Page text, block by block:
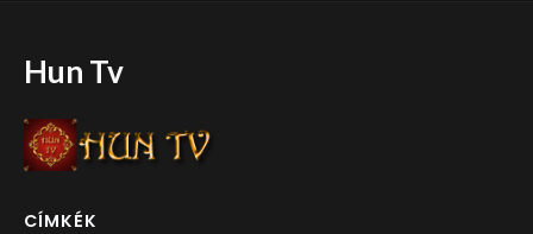
Hun Tv
CÍMKÉK